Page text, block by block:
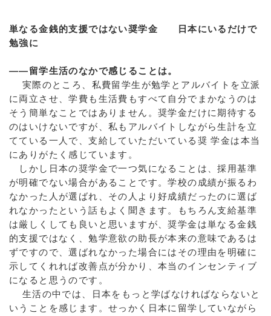
単なる金銭的支援ではない奨学金 日本にいるだけで
勉強に
――留学生活のなかで感じることは。
実際のところ、私費留学生が勉学とアルバイトを立派
に両立させ、学費も生活費もすべて自分でまかなうのは
そう簡単なことではありません。奨学金だけに期待する
のはいけないですが、私もアルバイトしながら生計を立
てている一人で、支給していただいている奨 学金は本当
にありがたく感じています。
しかし日本の奨学金で一つ気になることは、採用基準
が明確でない場合があることです。学校の成績が振るわ
なかった人が選ばれ、その人より好成績だったのに選ば
れなかったという話もよく聞きます。もちろん支給基準
は厳しくしても良いと思いますが、奨学金は単なる金銭
的支援ではなく、勉学意欲の助長が本来の意味であるは
ずですので、選ばれなかった場合にはその理由を明確に
示してくれれば改善点が分かり、本当のインセンティブ
になると思うのです。
生活の中では、日本をもっと学ばなければならないと
いうことを感じます。せっかく日本に留学していながら